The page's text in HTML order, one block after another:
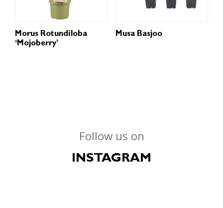
Morus Rotundiloba
‘Mojoberry’
Musa Basjoo
Follow us on
INSTAGRAM